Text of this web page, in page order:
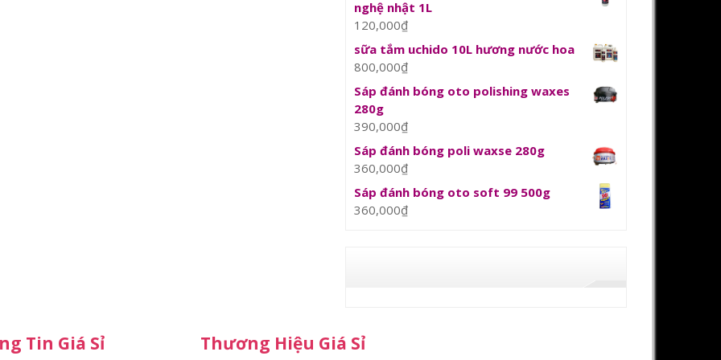
nghệ nhật 1L
120,000₫
sữa tắm uchido 10L hương nước hoa
800,000₫
Sáp đánh bóng oto polishing waxes
280g
390,000₫
Sáp đánh bóng poli waxse 280g
360,000₫
Sáp đánh bóng oto soft 99 500g
360,000₫
Tin Giá Sỉ Thương Hiệu Giá Sỉ